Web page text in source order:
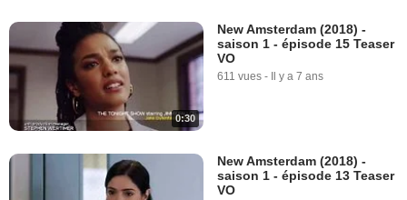
0:30
New Amsterdam (2018) -
saison 1 - épisode 15 Teaser
VO
611 vues - Il y a 7 ans
New Amsterdam (2018) -
saison 1 - épisode 13 Teaser
VO